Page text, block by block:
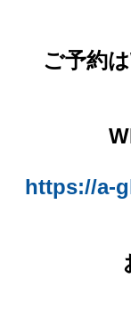
ご予約
https://a-